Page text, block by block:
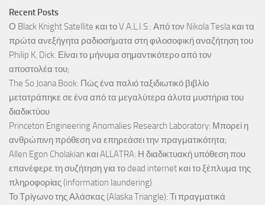
Recent Posts
Ο Black Knight Satellite και το V.A.L.I.S.: Από τον Nikola Tesla και τα
πρώτα ανεξήγητα ραδιοσήματα στη φιλοσοφική αναζήτηση του
Philip K. Dick. Είναι το μήνυμα σημαντικότερο από τον
αποστολέα του;
The So Joana Book: Πώς ένα παλιό ταξιδιωτικό βιβλίο
μετατράπηκε σε ένα από τα μεγαλύτερα άλυτα μυστήρια του
διαδικτύου
Princeton Engineering Anomalies Research Laboratory: Μπορεί η
ανθρώπινη πρόθεση να επηρεάσει την πραγματικότητα;
Allen Egon Cholakian και ALLATRA: Η διαδικτυακή υπόθεση που
επανέφερε τη συζήτηση για το dead internet και το ξέπλυμα της
πληροφορίας (information laundering)
Το Τρίγωνο της Αλάσκας (Alaska Triangle): Τι πραγματικά